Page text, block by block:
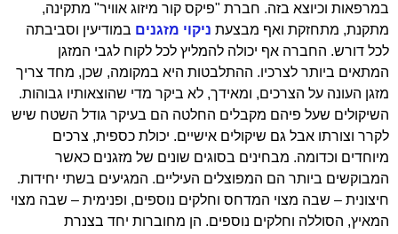
במרפאות וכיוצא בזה. חברת "פיקס קור מיזוג אוויר" מתקינה,
מתקנת, מתחזקת ואף מבצעת ניקוי מזגנים במודיעין וסביבתה
לכל דורש. החברה אף יכולה להמליץ לכל לקוח לגבי המזגן
המתאים ביותר לצרכיו. ההתלבטות היא במקומה, שכן, מחד צריך
מזגן העונה על הצרכים, ומאידך, לא ביקר מדי שהוצאותיו גבוהות.
השיקולים שעל פיהם מקבלים החלטה הם בעיקר גודל השטח שיש
לקרר וצורתו אבל גם שיקולים אישיים. יכולת כספית, צרכים
מיוחדים וכדומה. מבחינים בסוגים שונים של מזגנים כאשר
המבוקשים ביותר הם המפוצלים העיליים. המגיעים בשתי יחידות.
חיצונית – שבה מצוי המדחס וחלקים נוספים, ופנימית – שבה מצוי
המאיץ, הסוללה וחלקים נוספים. הן מחוברות יחד בצנרת